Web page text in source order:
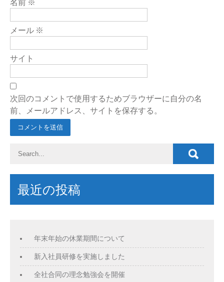
メール ※
サイト
次回のコメントで使用するためブラウザーに自分の名
前、メールアドレス、サイトを保存する。
最近の投稿
年末年始の休業期間について
新入社員研修を実施しました
全社合同の理念勉強会を開催